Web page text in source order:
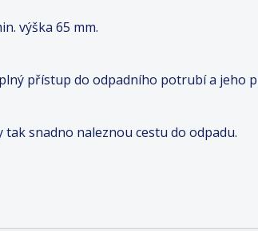
výška 65 mm.
přístup do odpadního potrubí a jeho
snadno naleznou cestu do odpadu.